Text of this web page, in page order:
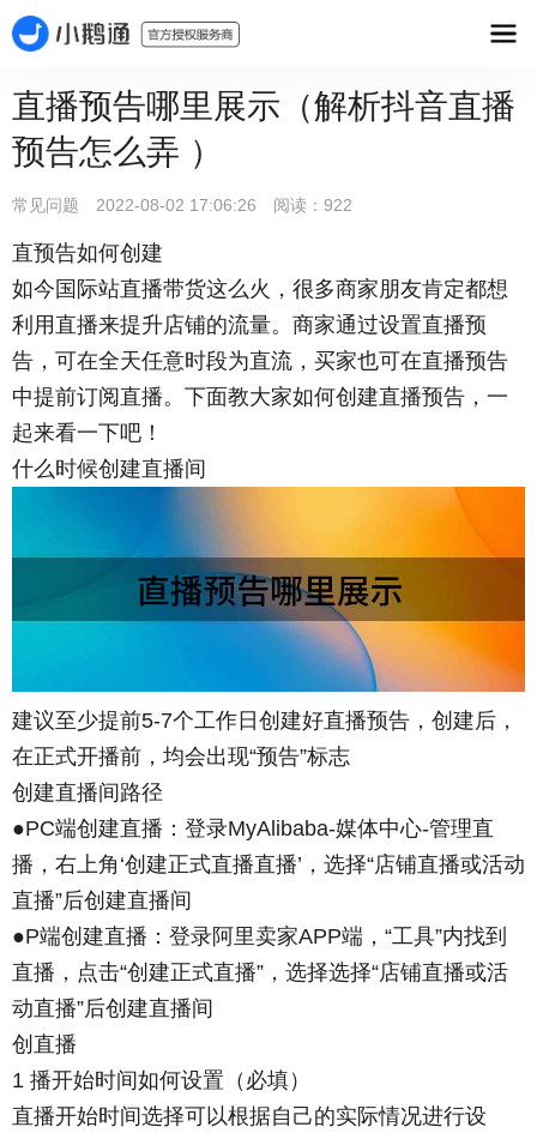
直播预告哪里展示（解析抖音直播
预告怎么弄 ）
常见问题 2022-08-02 17:06:26 阅读：922
直预告如何创建
如今国际站直播带货这么火，很多商家朋友肯定都想
利用直播来提升店铺的流量。商家通过设置直播预
告，可在全天任意时段为直流，买家也可在直播预告
中提前订阅直播。下面教大家如何创建直播预告，一
起来看一下吧！
什么时候创建直播间
建议至少提前5-7个工作日创建好直播预告，创建后，
在正式开播前，均会出现“预告”标志
创建直播间路径
●PC端创建直播：登录MyAlibaba-媒体中心-管理直
播，右上角‘创建正式直播直播’，选择“店铺直播或活动
直播”后创建直播间
●P端创建直播：登录阿里卖家APP端，“工具”内找到
直播，点击“创建正式直播”，选择选择“店铺直播或活
动直播”后创建直播间
创直播
1 播开始时间如何设置（必填）
直播开始时间选择可以根据自己的实际情况进行设